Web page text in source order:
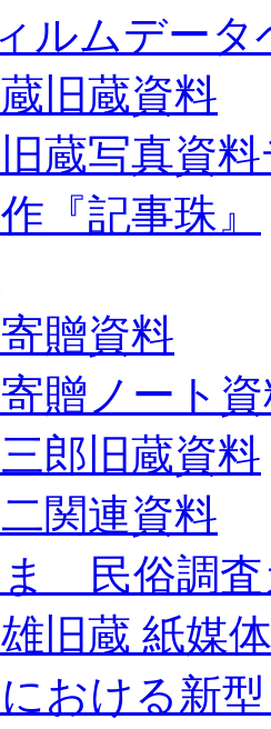
ルムデータ
旧蔵資料
蔵写真資
『記事珠』
贈資料
贈ノート
郎旧蔵資料
関連資料
民俗調査
旧蔵 紙媒
おける新